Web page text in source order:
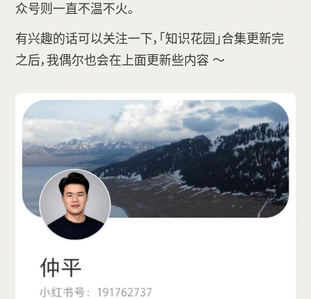
众号则一直不温不火。
有兴趣的话可以关注一下，「知识花园」合集更新完
之后，我偶尔也会在上面更新些内容 ～